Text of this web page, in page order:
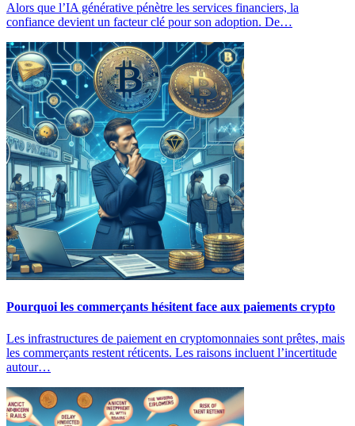
Alors que l’IA générative pénètre les services financiers, la
confiance devient un facteur clé pour son adoption. De…
Pourquoi les commerçants hésitent face aux paiements crypto
Les infrastructures de paiement en cryptomonnaies sont prêtes, mais
les commerçants restent réticents. Les raisons incluent l’incertitude
autour…